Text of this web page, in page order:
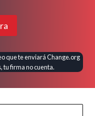
que te enviará Change.org
tu firma no cuenta.